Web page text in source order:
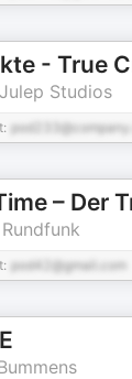
- True
Studios
pod42@gmail.com